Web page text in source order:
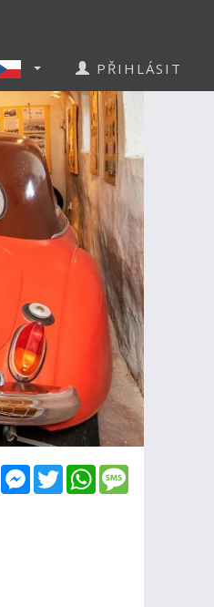
PŘIHLÁSIT
FacebookMessenger
TwitterWhatsApp